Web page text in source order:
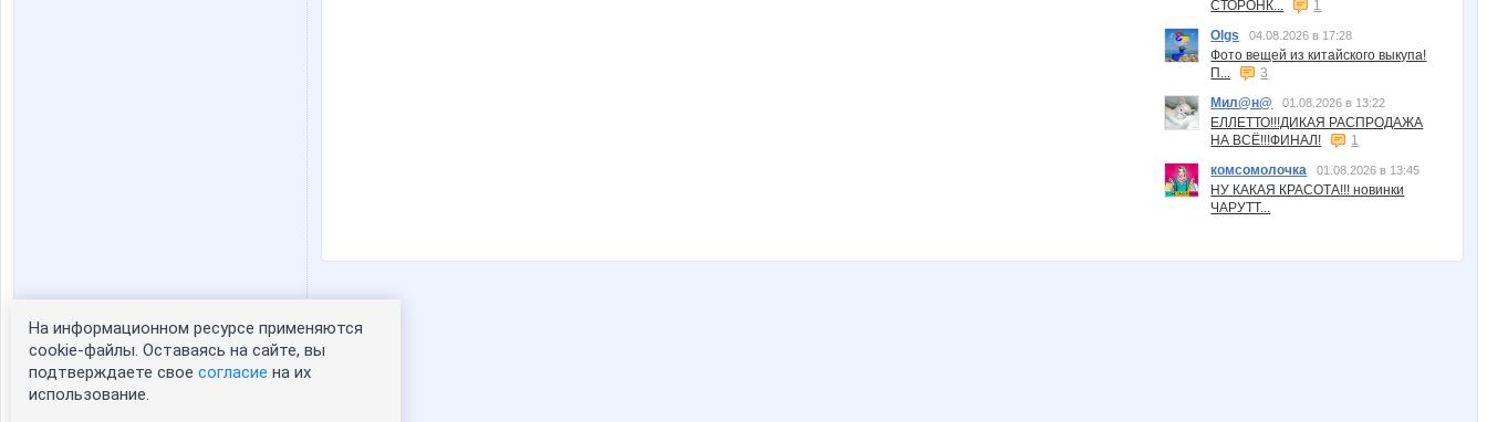
Статистика портрета:
сейчас просматривают портрет - 0
зарегистрированные пользователи
СТОРОНК...
1
Olgs
04.08.2026 в 17:28
Фото вещей из китайского выкупа!
П...
3
Мил@н@
01.08.2026 в 13:22
ЕЛЛЕТТО!!!ДИКАЯ РАСПРОДАЖА
НА ВСЁ!!!ФИНАЛ!
1
комсомолочка
01.08.2026 в 13:45
НУ КАКАЯ КРАСОТА!!! новинки
ЧАРУТТ...
На информационном ресурсе применяются
cookie-файлы. Оставаясь на сайте, вы
подтверждаете свое согласие на их
использование.